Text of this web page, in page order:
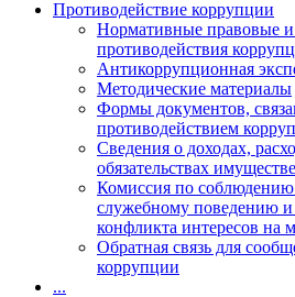
Противодействие коррупции
Нормативные правовые
противодействия
Антикоррупционная
Методические материалы
Формы документов,
противодействием
Сведения о доходах,
обязательствах
Комиссия по соблюдению
служебному поведению
конфликта интересов на
Обратная связь для
коррупции
...